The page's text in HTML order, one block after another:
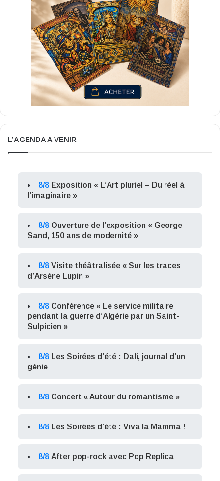
L’AGENDA A VENIR
8/8 Exposition « L’Art pluriel – Du réel à
l’imaginaire »
8/8 Ouverture de l’exposition « George
Sand, 150 ans de modernité »
8/8 Visite théâtralisée « Sur les traces
d’Arsène Lupin »
8/8 Conférence « Le service militaire
pendant la guerre d’Algérie par un Saint-
Sulpicien »
8/8 Les Soirées d’été : Dalí, journal d’un
génie
8/8 Concert « Autour du romantisme »
8/8 Les Soirées d’été : Viva la Mamma !
8/8 After pop-rock avec Pop Replica